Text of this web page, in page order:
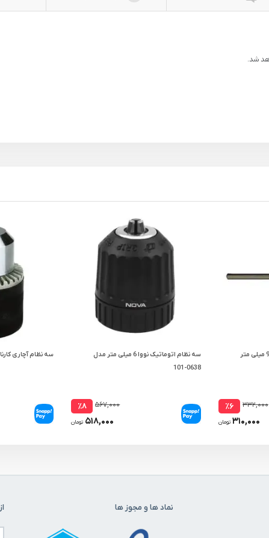
پین مته گرد بر گرولن 90x6.34 میلی متر
۳۳۲,۰۰۰ ٪۶
۳۱۰,۰۰۰ تومان
سه نظام اتوماتیک نووا 6 میلی متر مدل
0638-101
۵۶۷,۰۰۰ ٪۸
۵۱۸,۰۰۰ تومان
سه نظام آچاری کارناوال 10
نماد ها و مجوز ها